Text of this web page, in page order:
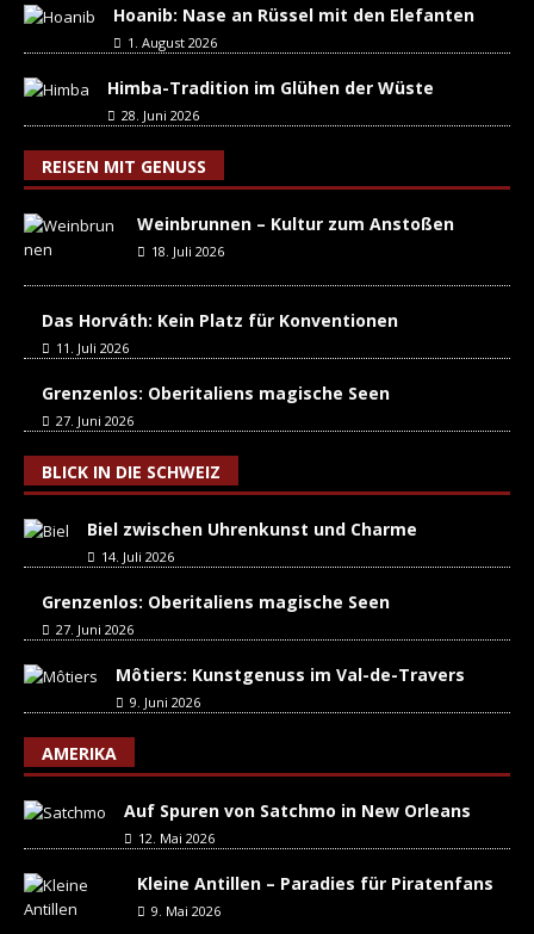
Hoanib: Nase an Rüssel mit den Elefanten
1. August 2026
Himba-Tradition im Glühen der Wüste
28. Juni 2026
REISEN MIT GENUSS
Weinbrunnen – Kultur zum Anstoßen
18. Juli 2026
Das Horváth: Kein Platz für Konventionen
11. Juli 2026
Grenzenlos: Oberitaliens magische Seen
27. Juni 2026
BLICK IN DIE SCHWEIZ
Biel zwischen Uhrenkunst und Charme
14. Juli 2026
Grenzenlos: Oberitaliens magische Seen
27. Juni 2026
Môtiers: Kunstgenuss im Val-de-Travers
9. Juni 2026
AMERIKA
Auf Spuren von Satchmo in New Orleans
12. Mai 2026
Kleine Antillen – Paradies für Piratenfans
9. Mai 2026